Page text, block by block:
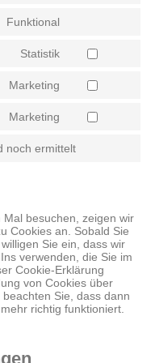
Funktional
Statistik
Marketing
Marketing
noch ermittelt
besuchen, zeigen wir
Cookies an. Sobald Sie
Sie ein, dass wir
verwenden, die Sie im
Cookie-Erklärung
von Cookies über
Sie, dass dann
richtig funktioniert.